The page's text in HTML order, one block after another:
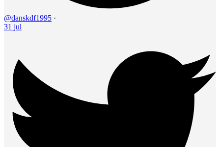
@danskdf1995 ·
31 jul